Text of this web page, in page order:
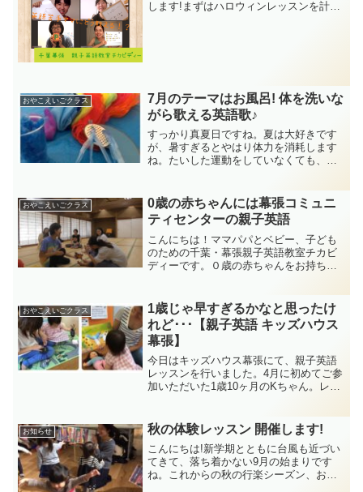
します!まずはハロウィンレッスンを計画
おやこえいごクラス
7月のテーマはお風呂! 体を洗いな
がら歌える英語歌♪
すっかり真夏日ですね。夏は大好きです
が、暑すぎるとやはり体力を消耗します
ね。たいした運動をしていなくても、夕
湯船のなかで歌える歌や、体を洗いなが
ら体のいろんな場所...
おやこえいごクラス
0歳の赤ちゃんには幕張コミュニ
ティセンターの親子英語
こんにちは！ママパパとベビー、子ども
のための千葉・幕張親子英語教室チカビ
ディーです。０歳の赤ちゃんをお持ちの
な～」「職場復帰までの期間で、我が子
と楽しめる経験をしたいな...
おやこえいごクラス
1歳じゃ早すぎるかなと思ったけ
れど･･･【親子英語 キッズハウス
幕張】
今日はキッズハウス幕張にて、親子英語
レッスンを行いました。4月に初めてご参
加いただいた1歳10ヶ月のKちゃん。レッ
今日もレッスンスタート!でHello Song♪が
流...
お知らせ 秋の体験レッスン 開催します!
こんにちは!新学期とともに台風も近づい
てきて、落ち着かない9月の始まりです
ね。これからの秋の行楽シーズン、お天